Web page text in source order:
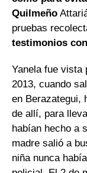
Quilmeño
pruebas
testimonios
Yanela fue vista
2013, cuando
en Berazategui,
de allí, para
habían hecho a
madre salió a
niña nunca